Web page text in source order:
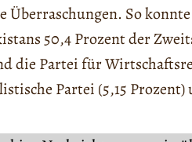
Überraschungen. So
50,4 Prozent der
die Partei für
Partei (5,15